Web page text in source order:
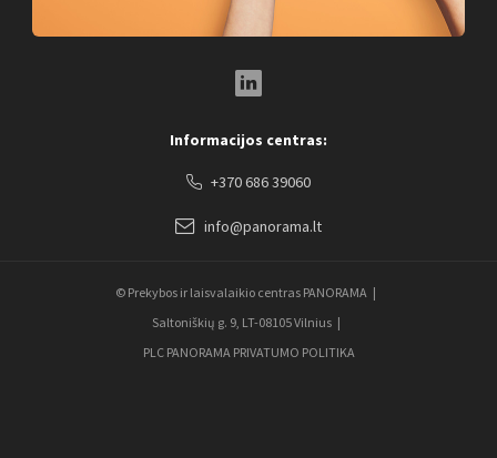
Informacijos centras:
+370 686 39060
info@panorama.lt
© Prekybos ir laisvalaikio centras PANORAMA
Saltoniškių g. 9, LT-08105 Vilnius
PLC PANORAMA PRIVATUMO POLITIKA